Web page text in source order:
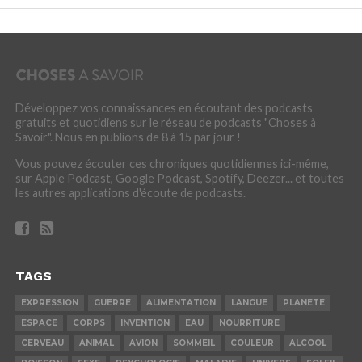
Développez vos connaissances en écoutant des podcasts
gratuits et quotidiens sur le réseau de podcasts "Choses à
Savoir". Nous en publions de 8 à 15 par jour !
Vous pouvez écouter ces chroniques quotidiennes ici-même,
sur Apple Podcast, Google Podcast, Spotify, Deezer... et toutes
les autres applications d'écoute de podcasts.
TAGS
EXPRESSION GUERRE ALIMENTATION LANGUE
PLANETE
ESPACE
CORPS INVENTION EAU
NOURRITURE
CERVEAU
ANIMAL AVION SOMMEIL COULEUR
ALCOOL